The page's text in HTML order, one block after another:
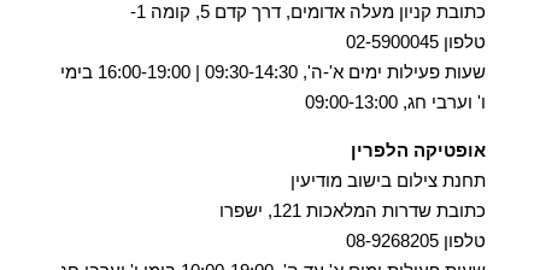
כתובת קניון מעלה אדומים, דרך קדם 5, קומה 1-
טלפון 02-5900045
שעות פעילות ימים א'-ה', 09:30-14:30 | 16:00-19:00 בימי
ו' וערבי חג, 09:00-13:00
אופטיקה הלפרין
תחנת צילום בישוב מודיעין
כתובת שדרות המלאכות 121, ישפרו
טלפון 08-9268205